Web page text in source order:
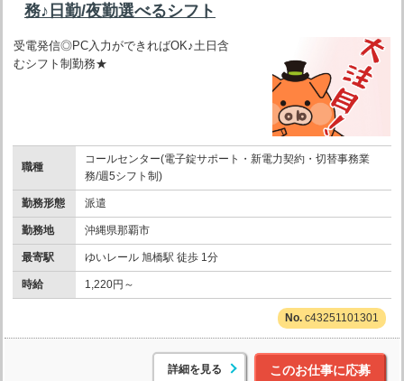
務♪日勤/夜勤選べるシフト
受電発信◎PC入力ができればOK♪土日含
むシフト制勤務★
職種
コールセンター(電子錠サポート・新電力契約・切替事務業
務/週5シフト制)
勤務形態 派遣
勤務地 沖縄県那覇市
最寄駅 ゆいレール 旭橋駅 徒歩 1分
時給 1,220円～
c43251101301
詳細を見る このお仕事に応募